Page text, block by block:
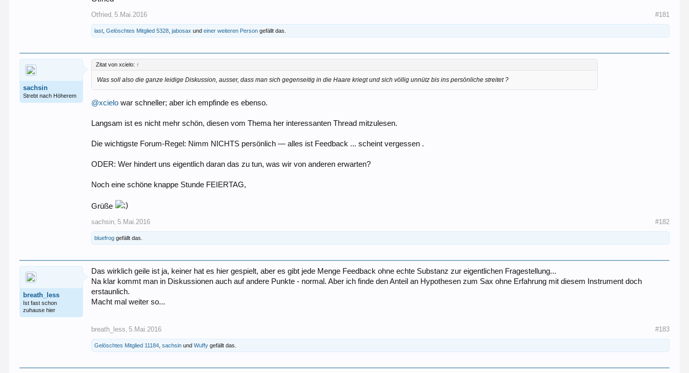
Otfried 5.Mai.2016 #181
last ,Gelöschtes Mitglied 5328 ,jabosax undeiner weiteren Person gefällt das.
sachsin
Strebt nach Höherem
Zitat von xcielo: ↑
Was soll also die ganze leidige Diskussion, ausser, dass man sich gegenseitig in die Haare kriegt und sich völlig unnütz bis ins persönliche streitet ?
@xcielo war schneller; aber ich empfinde es ebenso.
Langsam ist es nicht mehr schön, diesen vom Thema her interessanten Thread mitzulesen.
Die wichtigste Forum-Regel: Nimm NICHTS persönlich — alles ist Feedback ... scheint vergessen .
ODER: Wer hindert uns eigentlich daran das zu tun, was wir von anderen erwarten?
Noch eine schöne knappe Stunde FEIERTAG,
Grüße
sachsin 5.Mai.2016 #182
bluefrog gefällt das.
breath_less
Ist fast schon
zuhause hier
Das wirklich geile ist ja, keiner hat es hier gespielt, aber es gibt jede Menge Feedback ohne echte Substanz zur eigentlichen Fragestellung...
Na klar kommt man in Diskussionen auch auf andere Punkte - normal. Aber ich finde den Anteil an Hypothesen zum Sax ohne Erfahrung mit diesem Instrument doch
erstaunlich.
Macht mal weiter so...
breath_less 5.Mai.2016 #183
Gelöschtes Mitglied 11184 ,sachsin undWuffy gefällt das.